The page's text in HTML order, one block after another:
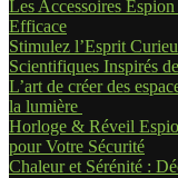
Les Accessoires
Efficace
Stimulez l’Esprit
Scientifiques Inspirés
L’art de créer des
la lumière
Horloge & Réveil
pour Votre Sécurité
Chaleur et Sérénité :